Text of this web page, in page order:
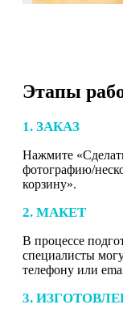
Этапы
1. ЗАКАЗ
Нажмите
фотографию/
корзину».
2. МАКЕТ
В процессе
специалисты
телефону или
3.